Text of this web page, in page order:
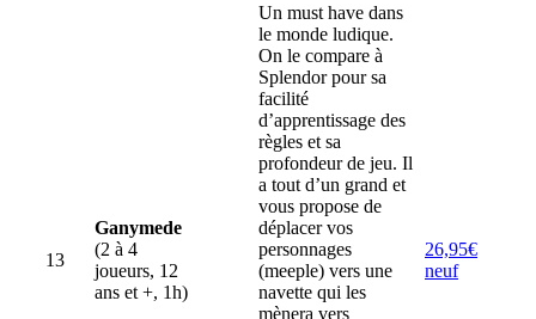
13
Ganymede
(2 à 4
joueurs, 12
ans et +, 1h)
Un must have dans
le monde ludique.
On le compare à
Splendor pour sa
facilité
d’apprentissage des
règles et sa
profondeur de jeu. Il
a tout d’un grand et
vous propose de
déplacer vos
personnages
(meeple) vers une
navette qui les
mènera vers
26,95€
neuf